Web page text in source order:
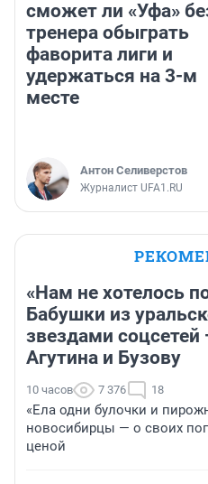
сможет ли «Уфа»
тренера обыграть
фаворита лиги и
удержаться на 3-м
месте
Антон Селиверстов
Журналист UFA1.RU
«Нам не хотелось
Бабушки из
звездами
Агутина и Бузову
10 часов 7 376 18
«Ела одни булочки и
новосибирцы — о своих
ценой